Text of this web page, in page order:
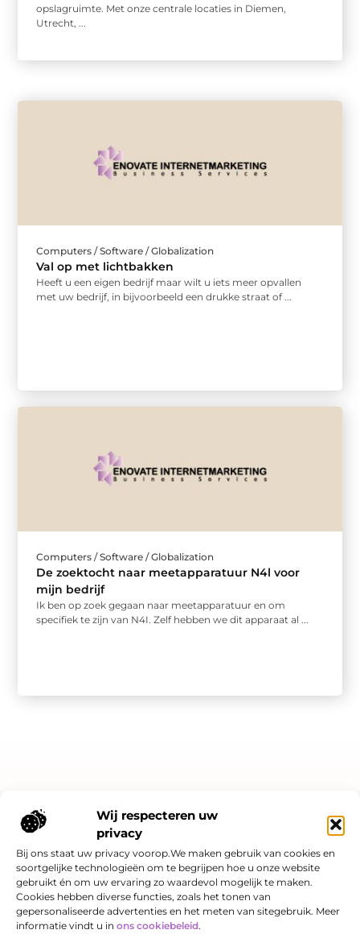
Wij respecteren uw
privacy
Bij ons staat uw privacy voorop.We maken gebruik van cookies en
soortgelijke technologieën om te begrijpen hoe u onze website
gebruikt én om uw ervaring zo waardevol mogelijk te maken.
Cookies hebben diverse functies, zoals het tonen van
gepersonaliseerde advertenties en het meten van sitegebruik. Meer
informatie vindt u in ons cookiebeleid.
opslagruimte. Met onze centrale locaties in Diemen,
Utrecht, ...
Computers / Software / Globalization
Val op met lichtbakken
Heeft u een eigen bedrijf maar wilt u iets meer opvallen
met uw bedrijf, in bijvoorbeeld een drukke straat of ...
Computers / Software / Globalization
De zoektocht naar meetapparatuur N4l voor
mijn bedrijf
Ik ben op zoek gegaan naar meetapparatuur en om
specifiek te zijn van N4I. Zelf hebben we dit apparaat al ...
Onze informatie